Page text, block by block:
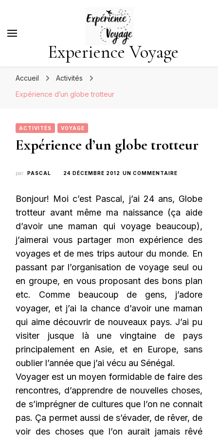
Experience Voyage
Accueil
Activités
Expérience d’un globe trotteur
ACTIVITÉS VOYAGE
Expérience d’un globe trotteur
par PASCAL 24 DÉCEMBRE 2012 UN COMMENTAIRE
GLOBE
Bonjour! Moi c’est Pascal, j’ai 24 ans, Globe
trotteur avant même ma naissance (ça aide
d’avoir une maman qui voyage beaucoup),
j’aimerai vous partager mon expérience des
voyages et de mes trips autour du monde. En
passant par l’organisation de voyage seul ou
en groupe, en vous proposant des bons plan
etc. Comme beaucoup de gens, j’adore
voyager, et j’ai la chance d’avoir une maman
qui aime découvrir de nouveaux pays. J’ai pu
visiter jusque là une vingtaine de pays
principalement en Asie, et en Europe, sans
oublier l’année que j’ai vécu au Sénégal.
Voyager est un moyen formidable de faire des
rencontres, d’apprendre de nouvelles choses,
de s’imprégner de cultures que l’on ne connait
pas. Ça permet aussi de s’évader, de rêver, de
voir des choses que l’on aurait jamais rêvé